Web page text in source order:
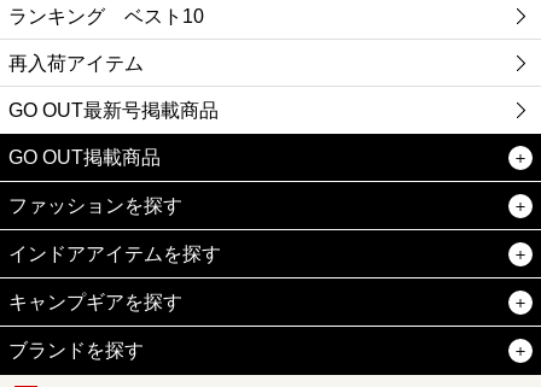
ランキング ベスト10
再入荷アイテム
GO OUT最新号掲載商品
GO OUT掲載商品
ファッションを探す
インドアアイテムを探す
キャンプギアを探す
ブランドを探す